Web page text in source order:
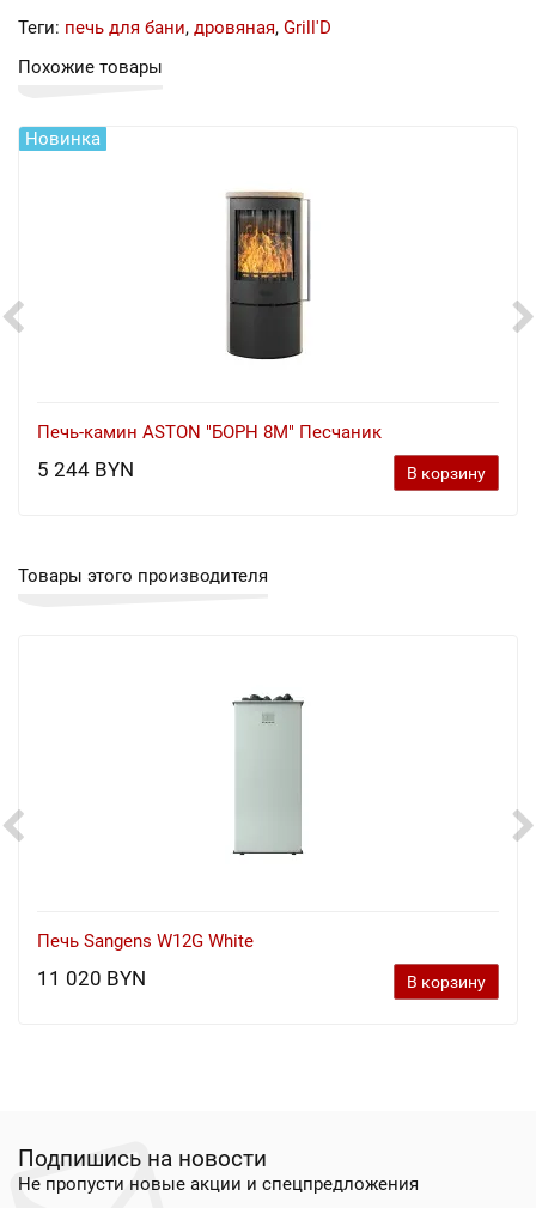
Теги: печь для бани, дровяная, Grill'D
Похожие товары
Новинка
Печь-камин ASTON "БОРН 8М" Песчаник
5 244 BYN В корзину
Товары этого производителя
Печь Sangens W12G White
11 020 BYN В корзину
Подпишись на новости
Не пропусти новые акции и спецпредложения